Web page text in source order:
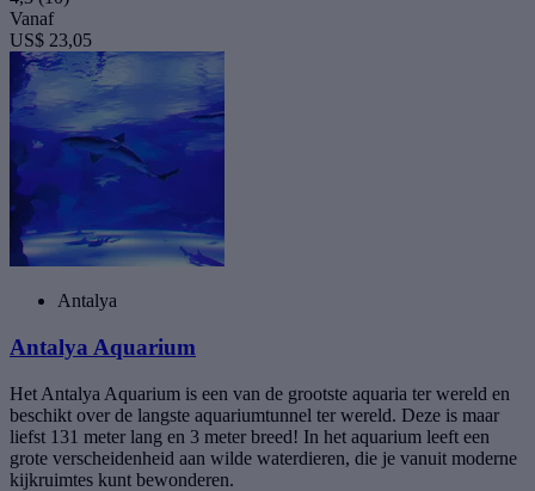
Vanaf
US$ 23,05
Antalya
Antalya Aquarium
Het Antalya Aquarium is een van de grootste aquaria ter wereld en
beschikt over de langste aquariumtunnel ter wereld. Deze is maar
liefst 131 meter lang en 3 meter breed! In het aquarium leeft een
grote verscheidenheid aan wilde waterdieren, die je vanuit moderne
kijkruimtes kunt bewonderen.